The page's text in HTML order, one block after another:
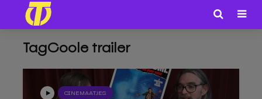
TagCoole trailer
CINEMAATJES